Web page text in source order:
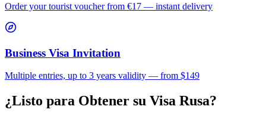
Order your tourist voucher from €17 — instant delivery
Business Visa Invitation
Multiple entries, up to 3 years validity — from $149
¿Listo para Obtener su Visa Rusa?